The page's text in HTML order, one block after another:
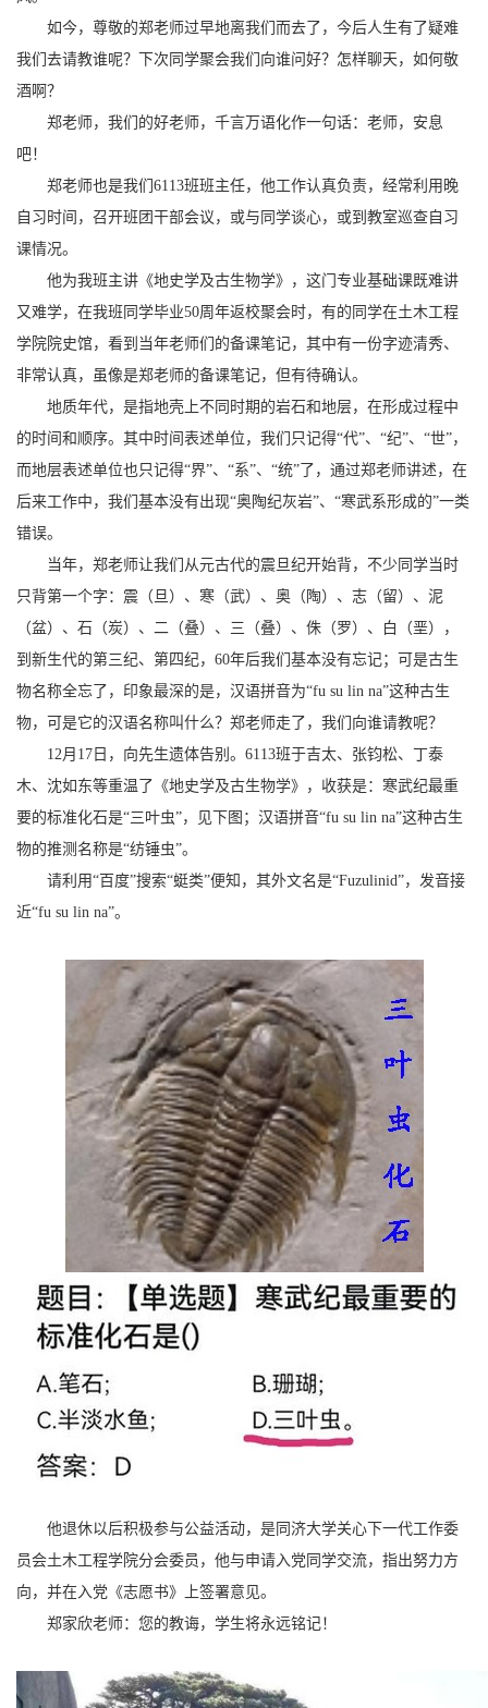
如今，尊敬的郑老师过早地离我们而去了，今后人生有了疑难
我们去请教谁呢？下次同学聚会我们向谁问好？怎样聊天，如何敬
酒啊？
郑老师，我们的好老师，千言万语化作一句话：老师，安息
吧！
郑老师也是我们 6113班班主任，他工作认真负责，经常利用晚
自习时间，召开班团干部会议，或与同学谈心，或到教室巡查自习
课情况。
他为我班主讲《地史学及古生物学》，这门专业基础课既难讲
又难学，在我班同学毕业50周年返校聚会时，有的同学在土木工程
学院院史馆，看到当年老师们的备课笔记，其中有一份字迹清秀、
非常认真，虽像是郑老师的备课笔记，但有待确认。
地质年代，是指地壳上不同时期的岩石和地层，在形成过程中
的时间和顺序。其中时间表述单位，我们只记得“代”、“纪”、“世”，
而地层表述单位也只记得“界”、“系”、“统”了，通过郑老师讲述，在
后来工作中，我们基本没有出现“奥陶纪灰岩”、“寒武系形成的”一类
错误。
当年，郑老师让我们从元古代的震旦纪开始背，不少同学当时
只背第一个字：震（旦）、寒（武）、奥（陶）、志（留）、泥
（盆）、石（炭）、二（叠）、三（叠）、侏（罗）、白（垩），
到新生代的第三纪、第四纪， 60年后我们基本没有忘记；可是古生
物名称全忘了，印象最深的是，汉语拼音为“fu su lin na”这种古生
物，可是它的汉语名称叫什么？郑老师走了，我们向谁请教呢？
12 月 17 日，向先生遗体告别。 6113班于吉太、张钧松、丁泰
木、沈如东等重温了《地史学及古生物学》，收获是：寒武纪最重
要的标准化石是“三叶虫”，见下图；汉语拼音“fu su lin na”这种古生
物的推测名称是“纺锤虫”。
请利用“百度”搜索“蜓类”便知，其外文名是“Fuzulinid”，发音接
近“fu su lin na”。
他退休以后积极参与公益活动，是同济大学关心下一代工作委
员会土木工程学院分会委员，他与申请入党同学交流，指出努力方
向，并在入党《志愿书》上签署意见。
郑家欣老师：您的教诲，学生将永远铭记！